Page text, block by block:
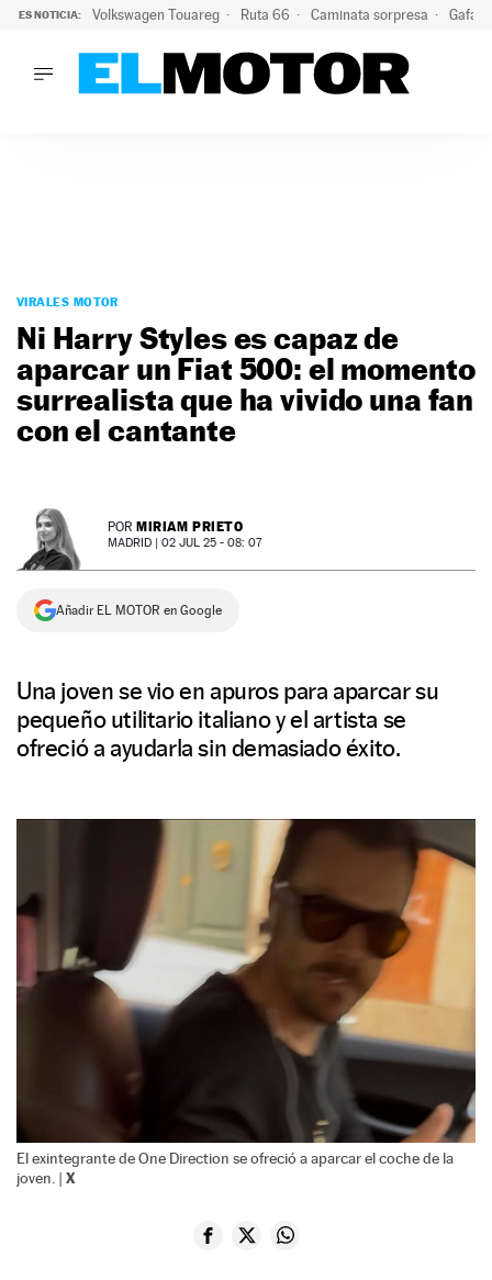
ES NOTICIA: Volkswagen Touareg Ruta 66 Caminata sorpresa Gafas
PODCAST
MOTOS
TECNOLOGÍA
SUPERCOCHES
NEWSLETTER
VIRALES MOTOR
Ni Harry Styles es capaz de
aparcar un Fiat 500: el momento
surrealista que ha vivido una fan
con el cantante
POR MIRIAM PRIETO
MADRID | 02 JUL 25 - 08: 07
Añadir EL MOTOR en Google
Una joven se vio en apuros para aparcar su
pequeño utilitario italiano y el artista se
ofreció a ayudarla sin demasiado éxito.
El exintegrante de One Direction se ofreció a aparcar el coche de la
joven. | X